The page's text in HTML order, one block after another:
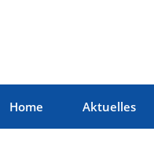
Home Aktuelles